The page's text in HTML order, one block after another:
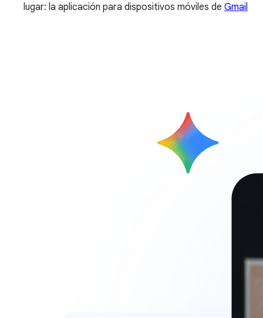
lugar: la aplicación para dispositivos móviles de Gmail